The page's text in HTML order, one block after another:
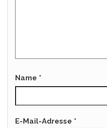
Name *
E-Mail-Adresse *